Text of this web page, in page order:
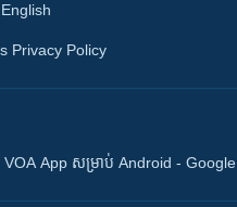
Privacy Policy
VOA App សម្រាប់ Android - Google